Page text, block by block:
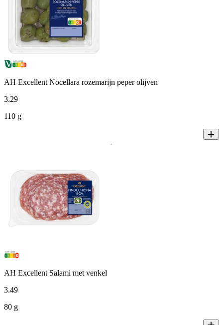
AH Excellent Nocellara rozemarijn peper olijven
3.29
110 g
AH Excellent Salami met venkel
3.49
80 g